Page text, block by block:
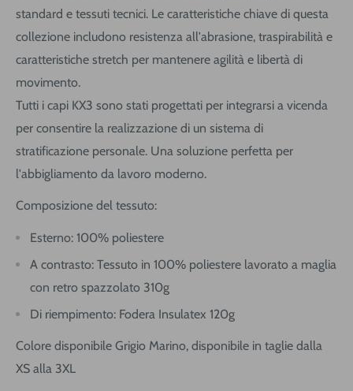
standard e tessuti tecnici. Le caratteristiche chiave di questa
collezione includono resistenza all'abrasione, traspirabilità e
caratteristiche stretch per mantenere agilità e libertà di
movimento.
Tutti i capi KX3 sono stati progettati per integrarsi a vicenda
per consentire la realizzazione di un sistema di
stratificazione personale. Una soluzione perfetta per
l'abbigliamento da lavoro moderno.
Composizione del tessuto:
Esterno: 100% poliestere
A contrasto: Tessuto in 100% poliestere lavorato a maglia
con retro spazzolato 310g
Di riempimento: Fodera Insulatex 120g
Colore disponibile Grigio Marino, disponibile in taglie dalla
XS alla 3XL